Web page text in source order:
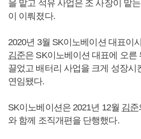
을 맡고 석유 사업은 조 사장이 맡
이 이뤄졌다.
2020년 3월 SK이노베이션 대표이
김준은 SK이노베이션 대표에 오른
끌었고 배터리 사업을 크게 성장시
연임됐다.
SK이노베이션은 2021년 12월 김준
와 함께 조직개편을 단행했다.